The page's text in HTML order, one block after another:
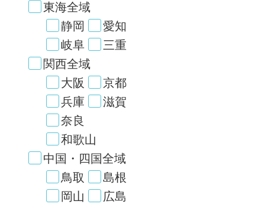
東海全域
静岡
愛知
岐阜
三重
関西全域
大阪
京都
兵庫
滋賀
奈良
和歌山
中国・四国全域
鳥取
島根
岡山
広島